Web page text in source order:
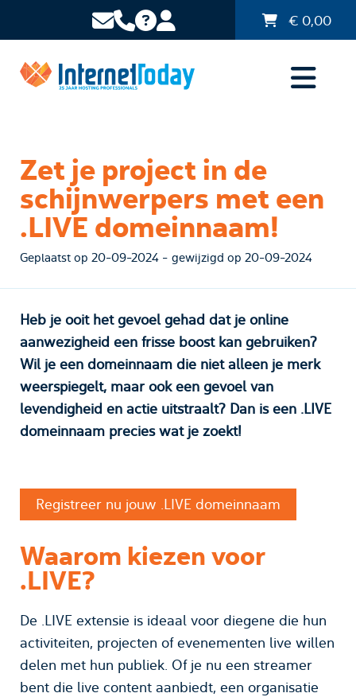
€ 0,00
Zet je project in de
schijnwerpers met een
.LIVE domeinnaam!
Geplaatst op 20-09-2024 - gewijzigd op 20-09-2024
Heb je ooit het gevoel gehad dat je online
aanwezigheid een frisse boost kan gebruiken?
Wil je een domeinnaam die niet alleen je merk
weerspiegelt, maar ook een gevoel van
levendigheid en actie uitstraalt? Dan is een .LIVE
domeinnaam precies wat je zoekt!
Registreer nu jouw .LIVE domeinnaam
Waarom kiezen voor
.LIVE?
De .LIVE extensie is ideaal voor diegene die hun
activiteiten, projecten of evenementen live willen
delen met hun publiek. Of je nu een streamer
bent die live content aanbiedt, een organisatie